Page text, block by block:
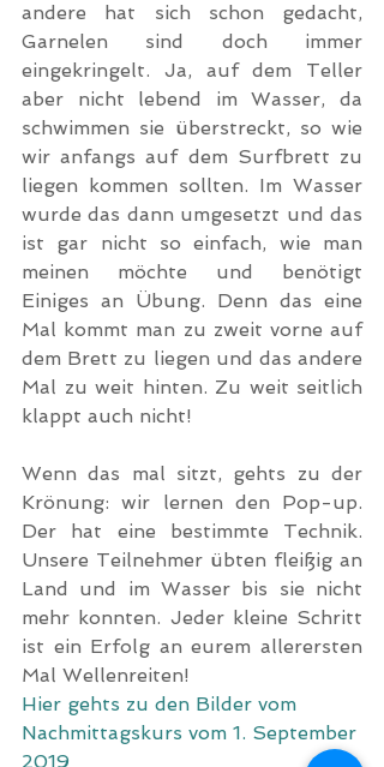
andere hat sich schon gedacht,
Garnelen sind doch immer
eingekringelt. Ja, auf dem Teller
aber nicht lebend im Wasser, da
schwimmen sie überstreckt, so wie
wir anfangs auf dem Surfbrett zu
liegen kommen sollten. Im Wasser
wurde das dann umgesetzt und das
ist gar nicht so einfach, wie man
meinen möchte und benötigt
Einiges an Übung. Denn das eine
Mal kommt man zu zweit vorne auf
dem Brett zu liegen und das andere
Mal zu weit hinten. Zu weit seitlich
klappt auch nicht!
Wenn das mal sitzt, gehts zu der
Krönung: wir lernen den Pop-up.
Der hat eine bestimmte Technik.
Unsere Teilnehmer übten fleißig an
Land und im Wasser bis sie nicht
mehr konnten. Jeder kleine Schritt
ist ein Erfolg an eurem allerersten
Mal Wellenreiten!
Hier gehts zu den Bilder vom
Nachmittagskurs vom 1. September
2019